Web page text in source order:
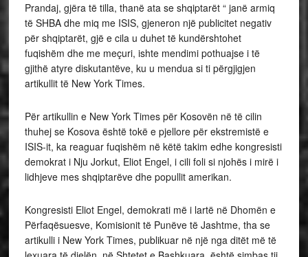
Prandaj, gjëra të tilla, thanë ata se shqiptarët “ janë armiq
të SHBA dhe miq me ISIS, gjeneron një publicitet negativ
për shqiptarët, gjë e cila u duhet të kundërshtohet
fuqishëm dhe me meçuri, ishte mendimi pothuajse i të
gjithë atyre diskutantëve, ku u mendua si ti përgjigjen
artikullit të New York Times.
Për artikullin e New York Times për Kosovën në të cilin
thuhej se Kosova është tokë e pjellore për ekstremistë e
ISIS-it, ka reaguar fuqishëm në këtë takim edhe kongresisti
demokrat i Nju Jorkut, Eliot Engel, i cili foli si njohës i mirë i
lidhjeve mes shqiptarëve dhe popullit amerikan.
Kongresisti Eliot Engel, demokrati më i lartë në Dhomën e
Përfaqësuesve, Komisionit të Punëve të Jashtme, tha se
artikulli i New York Times, publikuar në një nga ditët më të